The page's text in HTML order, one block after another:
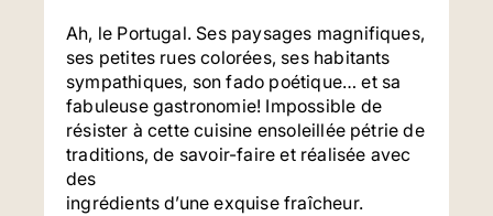
Ah, le Portugal. Ses paysages magnifiques,
ses petites rues colorées, ses habitants
sympathiques, son fado poétique… et sa
fabuleuse gastronomie! Impossible de
résister à cette cuisine ensoleillée pétrie de
traditions, de savoir-faire et réalisée avec
des
ingrédients d’une exquise fraîcheur.